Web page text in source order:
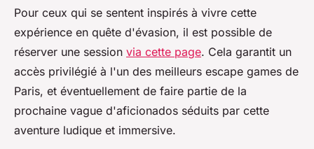
Pour ceux qui se sentent inspirés à vivre cette
expérience en quête d'évasion, il est possible de
réserver une session via cette page. Cela garantit un
accès privilégié à l'un des meilleurs escape games de
Paris, et éventuellement de faire partie de la
prochaine vague d'aficionados séduits par cette
aventure ludique et immersive.